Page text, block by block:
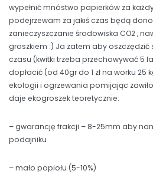
wypełnić mnóstwo papierków za
podejrzewam za jakiś czas będą
zanieczyszczanie środowiska CO2 ,
groszkiem :) Ja zatem aby oszczędzić
czasu (kwitki trzeba przechowywać 5
dopłacić (od 40gr do 1 zł na worku 25
ekologii i ogrzewania pomijając
daje ekogroszek teoretycznie:
– gwarancję frakcji – 8-25mm aby
podajniku
– mało popiołu (5-10%)